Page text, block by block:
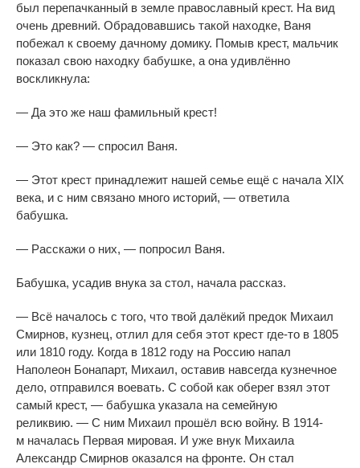
был перепачканный в земле православный крест. На вид
очень древний. Обрадовавшись такой находке, Ваня
побежал к своему дачному домику. Помыв крест, мальчик
показал свою находку бабушке, а она удивлённо
воскликнула:
— Да это же наш фамильный крест!
— Это как? — спросил Ваня.
— Этот крест принадлежит нашей семье ещё с начала XIX
века, и с ним связано много историй, — ответила
бабушка.
— Расскажи о них, — попросил Ваня.
Бабушка, усадив внука за стол, начала рассказ.
— Всё началось с того, что твой далёкий предок Михаил
Смирнов, кузнец, отлил для себя этот крест где-то в 1805
или 1810 году. Когда в 1812 году на Россию напал
Наполеон Бонапарт, Михаил, оставив навсегда кузнечное
дело, отправился воевать. С собой как оберег взял этот
самый крест, — бабушка указала на семейную
реликвию. — С ним Михаил прошёл всю войну. В 1914-
м началась Первая мировая. И уже внук Михаила
Александр Смирнов оказался на фронте. Он стал